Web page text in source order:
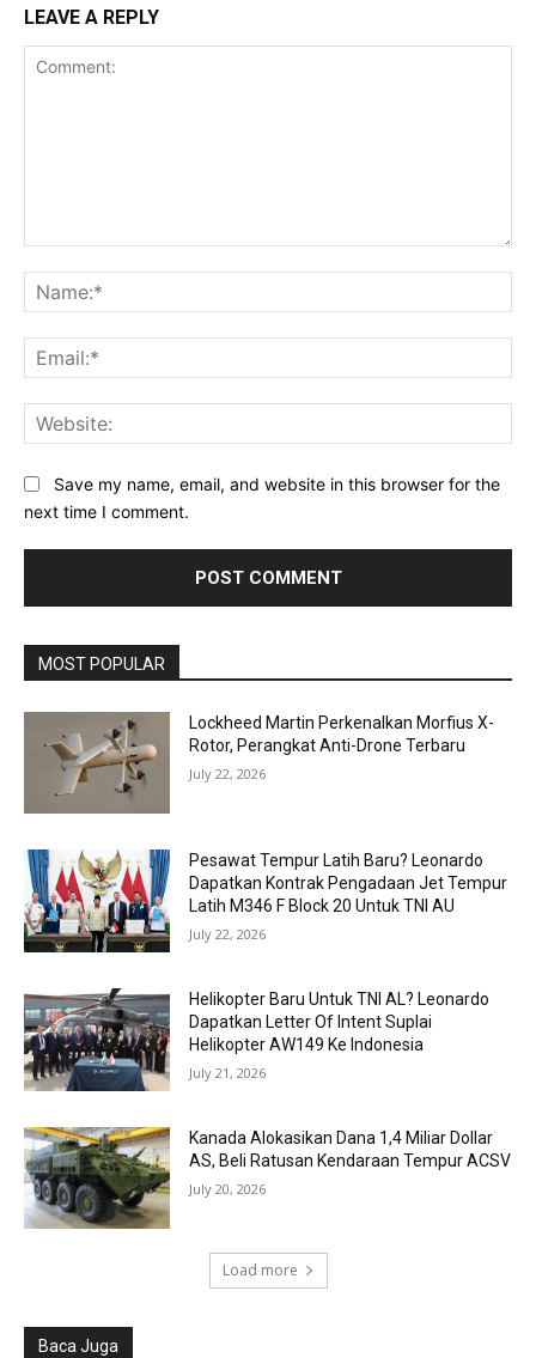
LEAVE A REPLY
Save my name, email, and website in this browser for the
next time I comment.
MOST POPULAR
Lockheed Martin Perkenalkan Morfius X-
Rotor, Perangkat Anti-Drone Terbaru
July 22, 2026
Pesawat Tempur Latih Baru? Leonardo
Dapatkan Kontrak Pengadaan Jet Tempur
Latih M346 F Block 20 Untuk TNI AU
July 22, 2026
Helikopter Baru Untuk TNI AL? Leonardo
Dapatkan Letter Of Intent Suplai
Helikopter AW149 Ke Indonesia
July 21, 2026
Kanada Alokasikan Dana 1,4 Miliar Dollar
AS, Beli Ratusan Kendaraan Tempur ACSV
July 20, 2026
Load more
Baca Juga